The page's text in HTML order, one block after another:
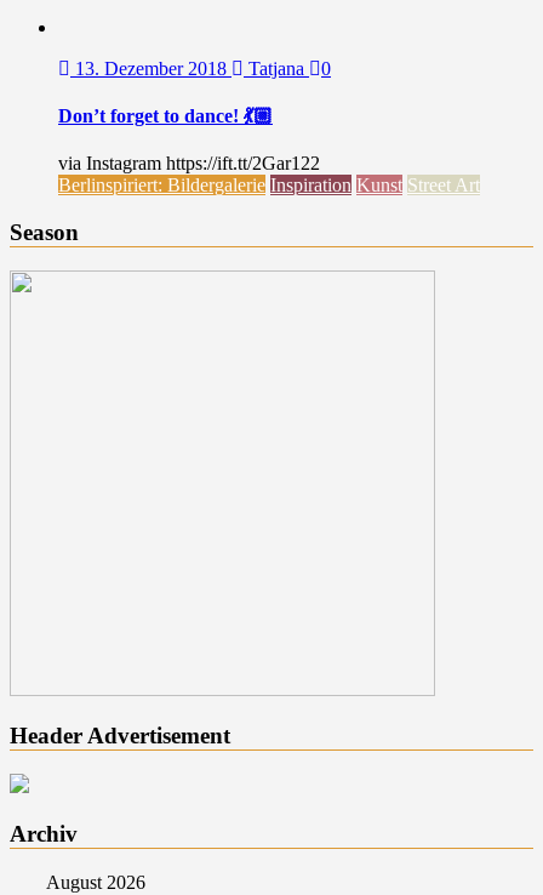
13. Dezember 2018 Tatjana 0
Don’t forget to dance! 💃🏼
via Instagram https://ift.tt/2Gar122
Berlinspiriert: Bildergalerie Inspiration Kunst Street Art
Season
Header Advertisement
Archiv
August 2026